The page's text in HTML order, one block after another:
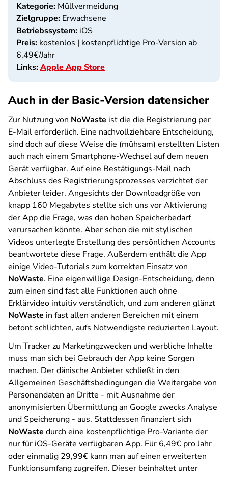
Kategorie: Müllvermeidung
Zielgruppe: Erwachsene
Betriebssystem: iOS
Preis: kostenlos | kostenpflichtige Pro-Version ab
6,49€/Jahr
Links:Apple App Store
Auch in der Basic-Version datensicher
Zur Nutzung von NoWaste ist die die Registrierung per
E-Mail erforderlich. Eine nachvollziehbare Entscheidung,
sind doch auf diese Weise die (mühsam) erstellten Listen
auch nach einem Smartphone-Wechsel auf dem neuen
Gerät verfügbar. Auf eine Bestätigungs-Mail nach
Abschluss des Registrierungsprozesses verzichtet der
Anbieter leider. Angesichts der Downloadgröße von
knapp 160 Megabytes stellte sich uns vor Aktivierung
der App die Frage, was den hohen Speicherbedarf
verursachen könnte. Aber schon die mit stylischen
Videos unterlegte Erstellung des persönlichen Accounts
beantwortete diese Frage. Außerdem enthält die App
einige Video-Tutorials zum korrekten Einsatz von
NoWaste. Eine eigenwillige Design-Entscheidung, denn
zum einen sind fast alle Funktionen auch ohne
Erklärvideo intuitiv verständlich, und zum anderen glänzt
NoWaste in fast allen anderen Bereichen mit einem
betont schlichten, aufs Notwendigste reduzierten Layout.
Um Tracker zu Marketingzwecken und werbliche Inhalte
muss man sich bei Gebrauch der App keine Sorgen
machen. Der dänische Anbieter schließt in den
Allgemeinen Geschäftsbedingungen die Weitergabe von
Personendaten an Dritte - mit Ausnahme der
anonymisierten Übermittlung an Google zwecks Analyse
und Speicherung - aus. Stattdessen finanziert sich
NoWaste durch eine kostenpflichtige Pro-Variante der
nur für iOS-Geräte verfügbaren App. Für 6,49€ pro Jahr
oder einmalig 29,99€ kann man auf einen erweiterten
Funktionsumfang zugreifen. Dieser beinhaltet unter